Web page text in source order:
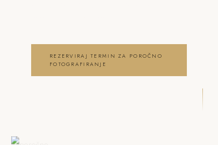
REZERVIRAJ TERMIN ZA POROČNO
FOTOGRAFIRANJE